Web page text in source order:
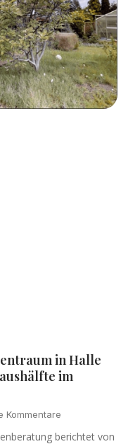
in Halle
im
Kommentare
berichtet von